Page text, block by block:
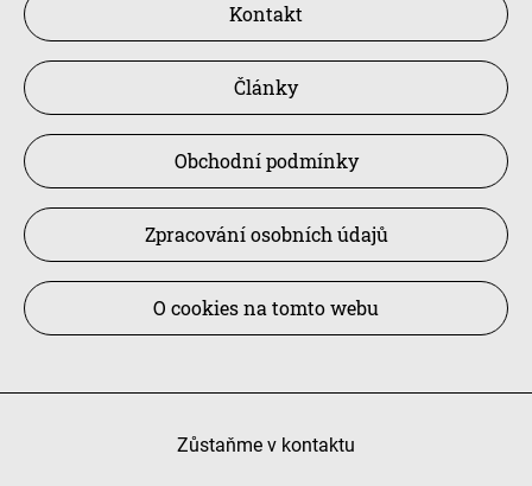
Kontakt
Články
Obchodní podmínky
Zpracování osobních údajů
O cookies na tomto webu
Zůstaňme v kontaktu